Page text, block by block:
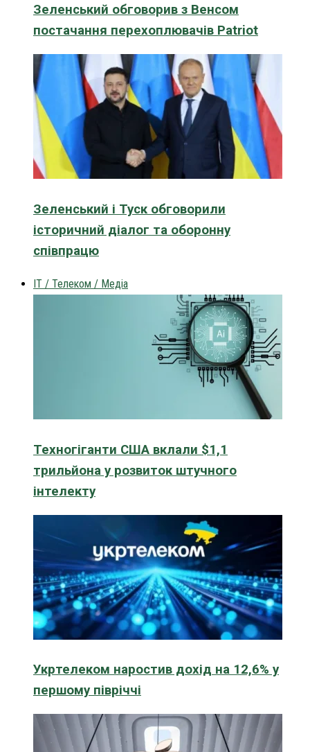
Зеленський обговорив з Венсом
постачання перехоплювачів Patriot
Зеленський і Туск обговорили
історичний діалог та оборонну
співпрацю
IT / Телеком / Медіа
Техногіганти США вклали $1,1
трильйона у розвиток штучного
інтелекту
Укртелеком наростив дохід на 12,6% у
першому півріччі